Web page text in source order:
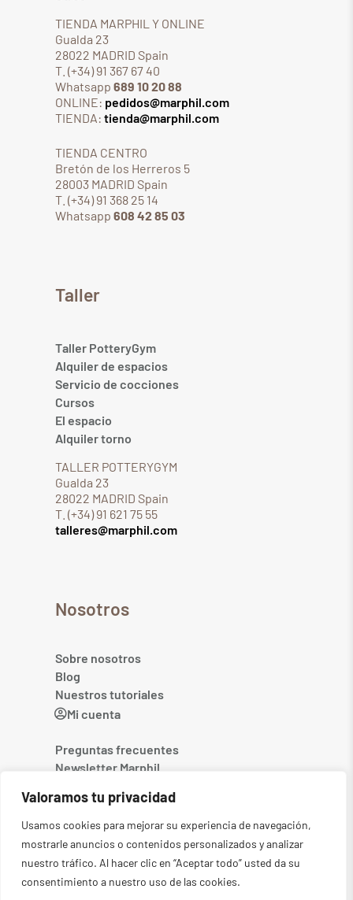
Valoramos tu privacidad
Usamos cookies para mejorar su experiencia de navegación,
mostrarle anuncios o contenidos personalizados y analizar
nuestro tráfico. Al hacer clic en “Aceptar todo” usted da su
consentimiento a nuestro uso de las cookies.
TIENDA MARPHIL Y ONLINE
Gualda 23
28022 MADRID Spain
T. (+34) 91 367 67 40
Whatsapp 689 10 20 88
ONLINE: pedidos@marphil.com
TIENDA: tienda@marphil.com
TIENDA CENTRO
Bretón de los Herreros 5
28003 MADRID Spain
T. (+34) 91 368 25 14
Whatsapp 608 42 85 03
Taller
Taller PotteryGym
Alquiler de espacios
Servicio de cocciones
Cursos
El espacio
Alquiler torno
TALLER POTTERYGYM
Gualda 23
28022 MADRID Spain
T. (+34) 91 621 75 55
talleres@marphil.com
Nosotros
Sobre nosotros
Blog
Nuestros tutoriales
Mi cuenta
Preguntas frecuentes
Newsletter Marphil
©2026MARPHIL. Todos los derechos reservados